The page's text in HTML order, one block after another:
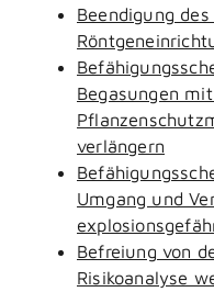
Beendigung
Begasungen
verlängern
Umgang und
Befreiung von
Risikoanalyse